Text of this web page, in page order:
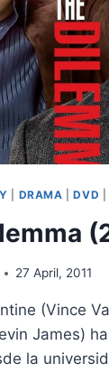
DRAMA |DVD
27 April, 2011
(Vince
James)
la